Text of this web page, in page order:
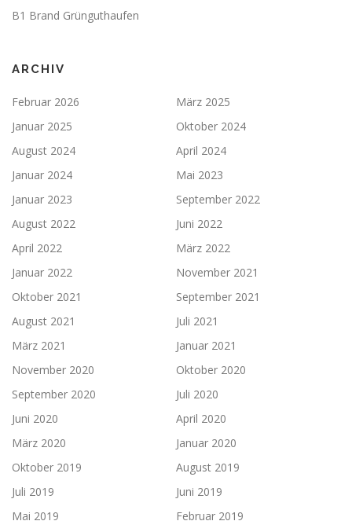
B1 Brand Grünguthaufen
ARCHIV
Februar 2026
März 2025
Januar 2025
Oktober 2024
August 2024
April 2024
Januar 2024
Mai 2023
Januar 2023
September 2022
August 2022
Juni 2022
April 2022
März 2022
Januar 2022
November 2021
Oktober 2021
September 2021
August 2021
Juli 2021
März 2021
Januar 2021
November 2020
Oktober 2020
September 2020
Juli 2020
Juni 2020
April 2020
März 2020
Januar 2020
Oktober 2019
August 2019
Juli 2019
Juni 2019
Mai 2019
Februar 2019